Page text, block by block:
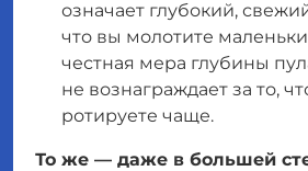
означает глубокий,
что вы молотите
честная мера глубины
не вознаграждает за то,
ротируете чаще.
То же — даже в большей